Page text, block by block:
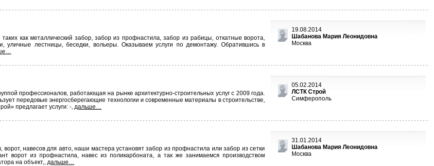
как металлический забор, забор из профнастила, забор из рабицы, откатные ворота,
уличные лестницы, беседки, вольеры. Оказываем услуги по демонтажу. Обратившись в
19.08.2014
Шабанова Мария Леонидовна
Москва
профессионалов, работающая на рынке архитектурно-строительных услуг с 2009 года.
передовые энергосберегающие технологии и современные материалы в строительстве,
предлагает услуги: -, дальше…
05.02.2014
ЛСТК Строй
Симферополь
навесов для авто, наши мастера установят забор из профнастила или забор из сетки
ворот из профнастила, навес из поликарбоната, а так же занимаемся производством
на объект,, дальше…
31.01.2014
Шабанова Мария Леонидовна
Москва